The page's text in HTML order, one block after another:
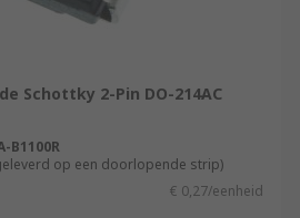
Schottky 2-Pin DO-214AC
B1100R
op een doorlopende strip)
€ 0,27/eenheid